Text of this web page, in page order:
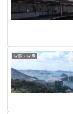
火事・火災